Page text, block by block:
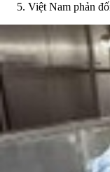
Việt Nam phản